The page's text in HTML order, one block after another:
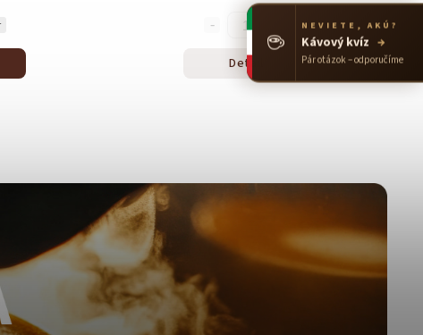
Detail
☕ NEVIETE, AKÚ?
Kávový kvíz →
Pár otázok – odporučíme